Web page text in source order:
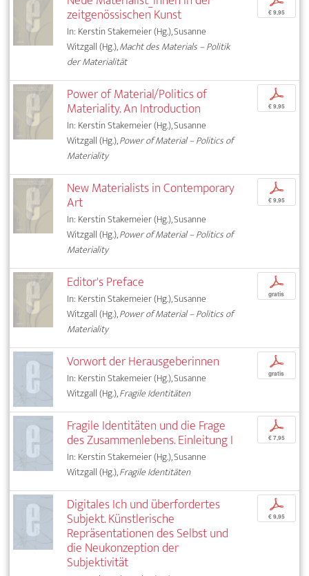
zeitgenössischen Kunst
In: Kerstin Stakemeier (Hg.), Susanne
Witzgall (Hg.),Macht des Materials – Politik
der Materialität
€ 9,95
Power of Material/Politics of
Materiality. An Introduction
In: Kerstin Stakemeier (Hg.), Susanne
Witzgall (Hg.),Power of Material – Politics of
Materiality
p
€ 9,95
New Materialists in Contemporary
Art
In: Kerstin Stakemeier (Hg.), Susanne
Witzgall (Hg.),Power of Material – Politics of
Materiality
p
€ 9,95
Editor's Preface
In: Kerstin Stakemeier (Hg.), Susanne
Witzgall (Hg.),Power of Material – Politics of
Materiality
p
gratis
Vorwort der Herausgeberinnen
In: Kerstin Stakemeier (Hg.), Susanne
Witzgall (Hg.),Fragile Identitäten
p
gratis
Fragile Identitäten und die Frage
des Zusammenlebens. Einleitung I
In: Kerstin Stakemeier (Hg.), Susanne
Witzgall (Hg.),Fragile Identitäten
p
€ 7,95
Digitales Ich und überfordertes
Subjekt. Künstlerische
Repräsentationen des Selbst und
die Neukonzeption der
Subjektivität
p
€ 9,95